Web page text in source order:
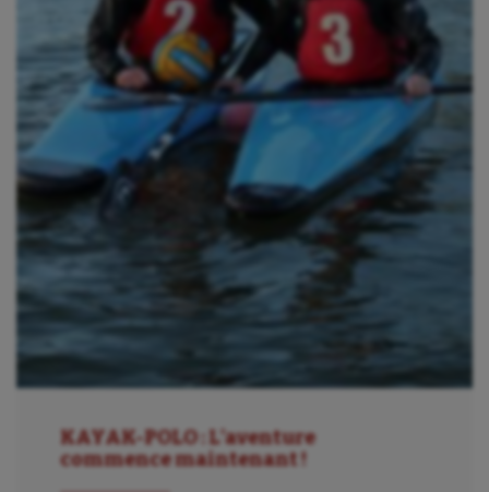
KAYAK-POLO : L’aventure
commence maintenant !